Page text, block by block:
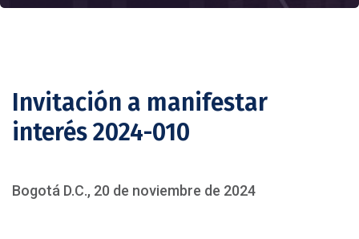
Invitación a manifestar
interés 2024-010
Bogotá D.C., 20 de noviembre de 2024